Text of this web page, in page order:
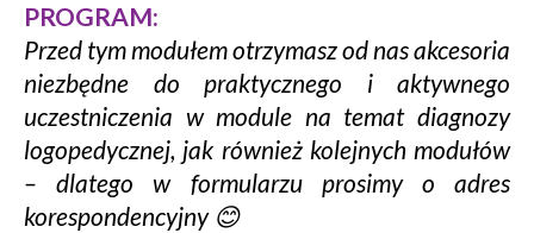
PROGRAM:
Przed tym modułem otrzymasz od nas akcesoria
niezbędne do praktycznego i aktywnego
uczestniczenia w module na temat diagnozy
logopedycznej, jak również kolejnych modułów
– dlatego w formularzu prosimy o adres
korespondencyjny 😊